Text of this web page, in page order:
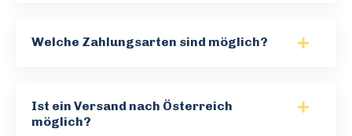
Welche Zahlungsarten sind möglich?
Ist ein Versand nach Österreich
möglich?